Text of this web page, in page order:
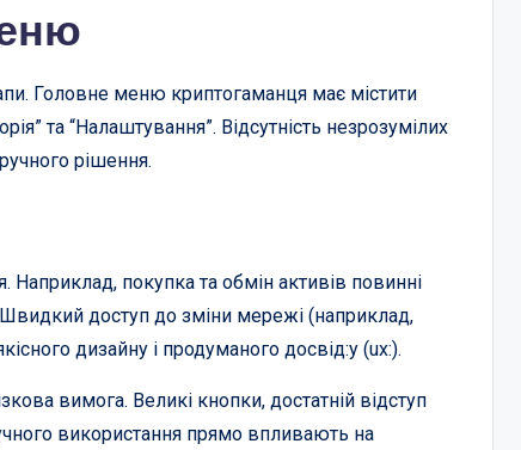
Головне меню криптогаманця має містити
та “Налаштування”. Відсутність незрозумілих
рішення.
Наприклад, покупка та обмін активів повинні
Швидкий доступ до зміни мережі (наприклад,
дизайну і продуманого досвід:у (ux:).
вимога. Великі кнопки, достатній відступ
використання прямо впливають на